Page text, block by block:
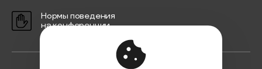
Нормы поведения
на конференции